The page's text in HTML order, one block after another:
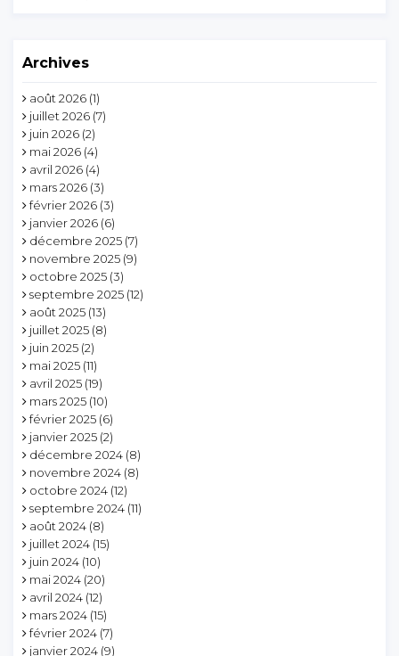
Archives
août 2026 (1)
juillet 2026 (7)
juin 2026 (2)
mai 2026 (4)
avril 2026 (4)
mars 2026 (3)
février 2026 (3)
janvier 2026 (6)
décembre 2025 (7)
novembre 2025 (9)
octobre 2025 (3)
septembre 2025 (12)
août 2025 (13)
juillet 2025 (8)
juin 2025 (2)
mai 2025 (11)
avril 2025 (19)
mars 2025 (10)
février 2025 (6)
janvier 2025 (2)
décembre 2024 (8)
novembre 2024 (8)
octobre 2024 (12)
septembre 2024 (11)
août 2024 (8)
juillet 2024 (15)
juin 2024 (10)
mai 2024 (20)
avril 2024 (12)
mars 2024 (15)
février 2024 (7)
janvier 2024 (9)